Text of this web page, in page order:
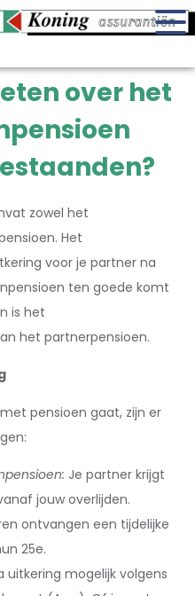
over het
zowel het
Het
voor je partner na
ten goede komt
is het
het partnerpensioen.
pensioen gaat, zijn er
Je partner krijgt
jouw overlijden.
ontvangen een tijdelijke
25e.
uitkering mogelijk volgens